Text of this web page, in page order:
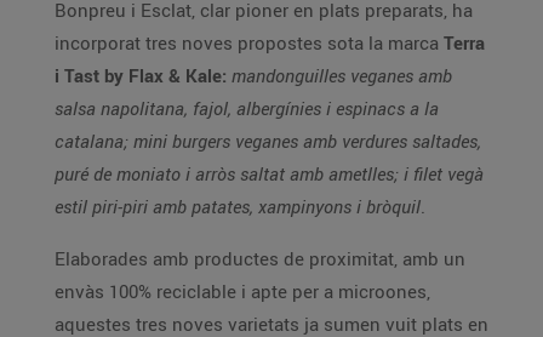
Bonpreu i Esclat, clar pioner en plats preparats, ha
incorporat tres noves propostes sota la marca Terra
i Tast by Flax & Kale: mandonguilles veganes amb
salsa napolitana, fajol, albergínies i espinacs a la
catalana; mini burgers veganes amb verdures saltades,
puré de moniato i arròs saltat amb ametlles; i filet vegà
estil piri-piri amb patates, xampinyons i bròquil.
Elaborades amb productes de proximitat, amb un
envàs 100% reciclable i apte per a microones,
aquestes tres noves varietats ja sumen vuit plats en